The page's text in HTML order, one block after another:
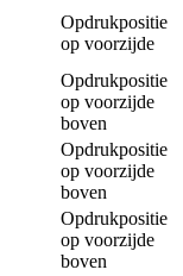
Opdrukpositie
op voorzijde
Opdrukpositie
op voorzijde
boven
Opdrukpositie
op voorzijde
boven
Opdrukpositie
op voorzijde
boven